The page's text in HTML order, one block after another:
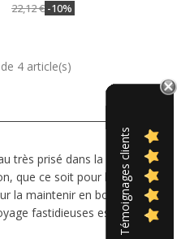
22,12 € -10%
4 article(s)
très prisé dans la
que ce soit pour l’intérieur ou
la maintenir en bon état et
fastidieuses est
Témoignages clients